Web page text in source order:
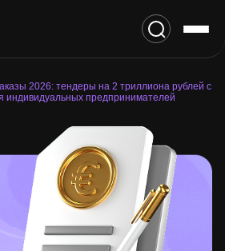
2026: тендеры на 2 триллиона рублей с
предпринимателей